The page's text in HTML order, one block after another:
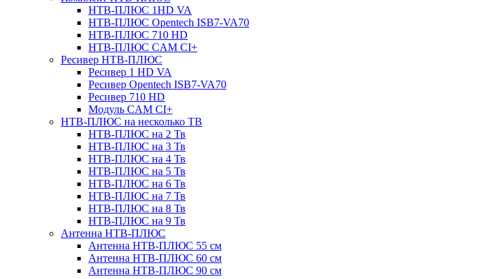
НТВ-ПЛЮС 1HD VA
НТВ-ПЛЮС Opentech ISB7-VA70
НТВ-ПЛЮС 710 HD
НТВ-ПЛЮС CAM CI+
Ресивер НТВ-ПЛЮС
Ресивер 1 HD VA
Ресивер Opentech ISB7-VA70
Ресивер 710 HD
Модуль CAM CI+
НТВ-ПЛЮС на несколько ТВ
НТВ-ПЛЮС на 2 Тв
НТВ-ПЛЮС на 3 Тв
НТВ-ПЛЮС на 4 Тв
НТВ-ПЛЮС на 5 Тв
НТВ-ПЛЮС на 6 Тв
НТВ-ПЛЮС на 7 Тв
НТВ-ПЛЮС на 8 Тв
НТВ-ПЛЮС на 9 Тв
Антенна НТВ-ПЛЮС
Антенна НТВ-ПЛЮС 55 см
Антенна НТВ-ПЛЮС 60 см
Антенна НТВ-ПЛЮС 90 см